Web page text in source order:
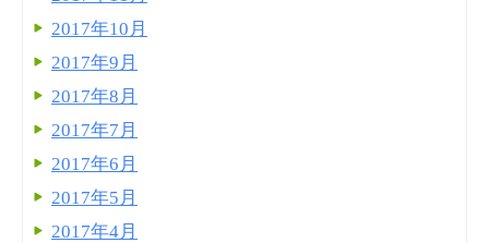
2017年10月
2017年9月
2017年8月
2017年7月
2017年6月
2017年5月
2017年4月